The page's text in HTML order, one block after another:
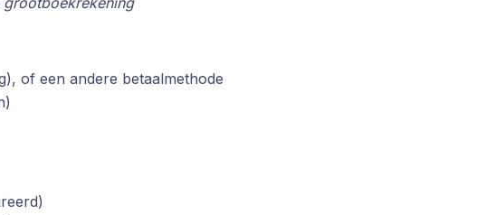
of een andere betaalmethode